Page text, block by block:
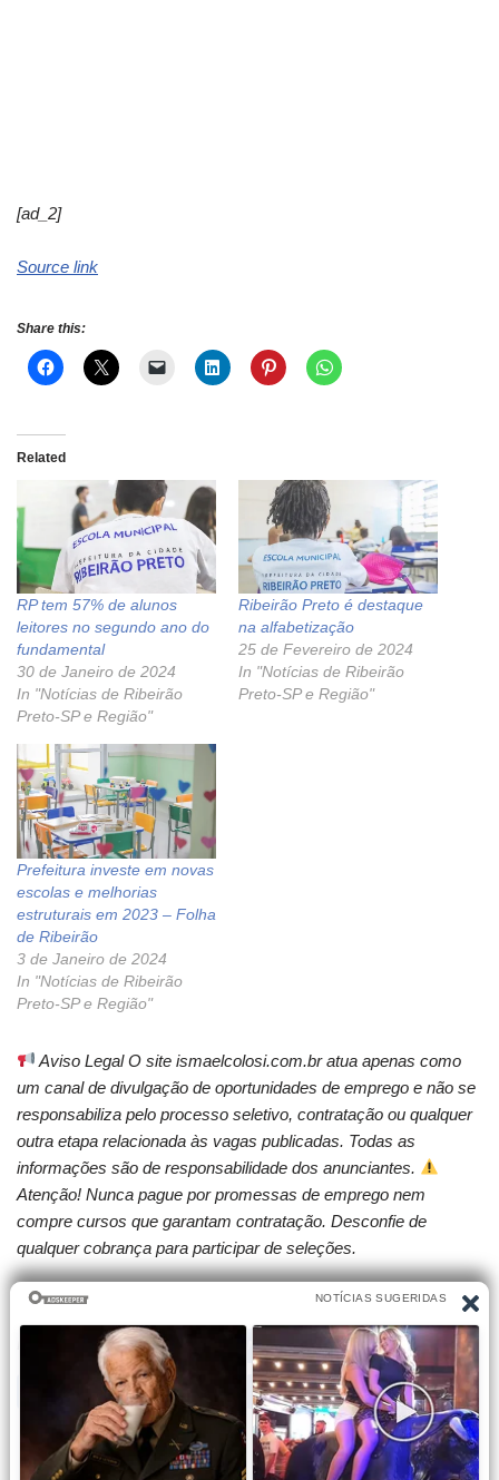
[ad_2]
Source link
Share this:
Related
RP tem 57% de alunos
leitores no segundo ano do
fundamental
30 de Janeiro de 2024
In "Notícias de Ribeirão
Preto-SP e Região"
Ribeirão Preto é destaque
na alfabetização
25 de Fevereiro de 2024
In "Notícias de Ribeirão
Preto-SP e Região"
Prefeitura investe em novas
escolas e melhorias
estruturais em 2023 – Folha
de Ribeirão
3 de Janeiro de 2024
In "Notícias de Ribeirão
Preto-SP e Região"
Aviso Legal O site ismaelcolosi.com.br atua apenas como
um canal de divulgação de oportunidades de emprego e não se
responsabiliza pelo processo seletivo, contratação ou qualquer
outra etapa relacionada às vagas publicadas. Todas as
informações são de responsabilidade dos anunciantes.
Atenção! Nunca pague por promessas de emprego nem
compre cursos que garantam contratação. Desconfie de
qualquer cobrança para participar de seleções.
AVALIAÇÃO DIAGNÓSTICA EDUCAÇÃO
INSTITUCIONAL MUNICIPAL REALIZA REDE